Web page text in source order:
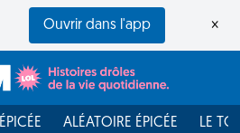
Ouvrir dans l'app ×
ÉPICÉE ALÉATOIRE ÉPICÉE LE